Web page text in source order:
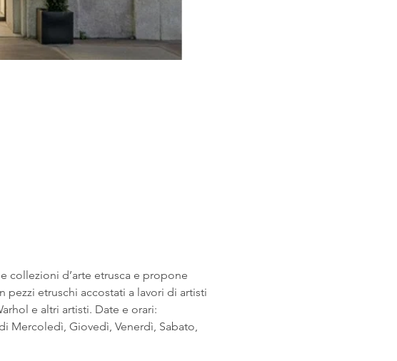
collezioni d’arte etrusca e propone
etruschi accostati a lavori di artisti
e altri artisti. Date e orari:
Mercoledì, Giovedì, Venerdì, Sabato,